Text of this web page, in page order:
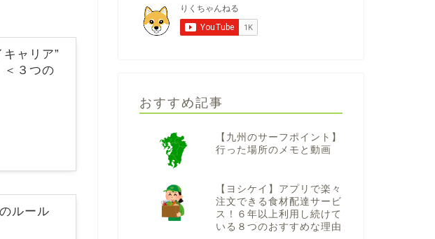
ャリア”
＜３つの
ルール
おすすめ記事
【九州のサーフポイント】
行った場所のメモと動画
【ヨシケイ】アプリで楽々
注文できる食材配達サービ
ス！６年以上利用し続けて
いる８つのおすすめな理由